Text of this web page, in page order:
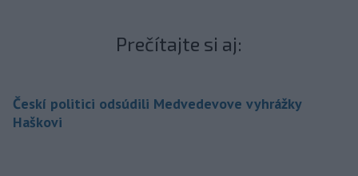
Prečítajte si aj:
Českí politici odsúdili Medvedevove vyhrážky
Haškovi